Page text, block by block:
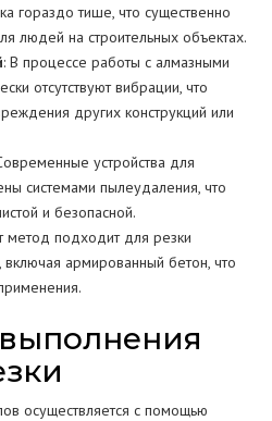
гораздо тише, что существенно
людей на строительных объектах.
: В процессе работы с алмазными
отсутствуют вибрации, что
других конструкций или
устройства для
системами пылеудаления, что
и безопасной.
метод подходит для резки
армированный бетон, что
осуществляется с помощью